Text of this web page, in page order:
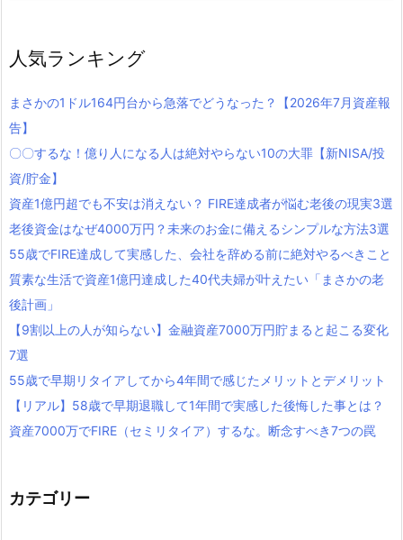
人気ランキング
まさかの1ドル164円台から急落でどうなった？【2026年7月資産報
告】
〇〇するな！億り人になる人は絶対やらない10の大罪【新NISA/投
資/貯金】
資産1億円超でも不安は消えない？ FIRE達成者が悩む老後の現実3選
老後資金はなぜ4000万円？未来のお金に備えるシンプルな方法3選
55歳でFIRE達成して実感した、会社を辞める前に絶対やるべきこと
質素な生活で資産1億円達成した40代夫婦が叶えたい「まさかの老
後計画」
【9割以上の人が知らない】金融資産7000万円貯まると起こる変化
7選
55歳で早期リタイアしてから4年間で感じたメリットとデメリット
【リアル】58歳で早期退職して1年間で実感した後悔した事とは？
資産7000万でFIRE（セミリタイア）するな。断念すべき7つの罠
カテゴリー